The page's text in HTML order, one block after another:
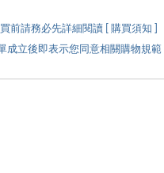
前請務必先詳細閱讀 [ 購買須知 ]
成立後即表示您同意相關購物規範